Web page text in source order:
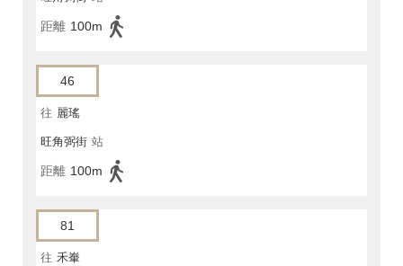
距離 100m
46
往 麗瑤
旺角弼街 站
距離 100m
81
往 禾輋